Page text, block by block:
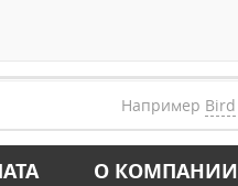
Например Bird
О КОМПАНИИ